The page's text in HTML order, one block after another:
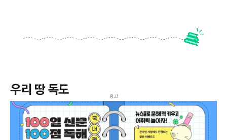
우리 땅 독도 광고